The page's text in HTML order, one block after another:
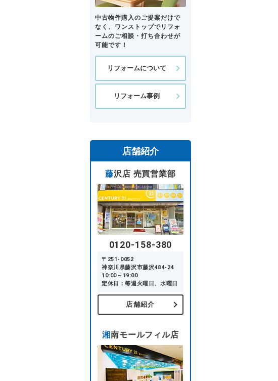
中古物件購入のご提案だけで
なく、ワンストップでリフォ
ームのご相談・打ち合わせが
可能です！
リフォームについて
リフォーム事例
店舗紹介
藤沢店 売買営業部
0120-158-380
〒251-0052
神奈川県藤沢市藤沢484-24
10:00～19:00
定休日：毎週火曜日、水曜日
店舗紹介
湘南モールフィル店